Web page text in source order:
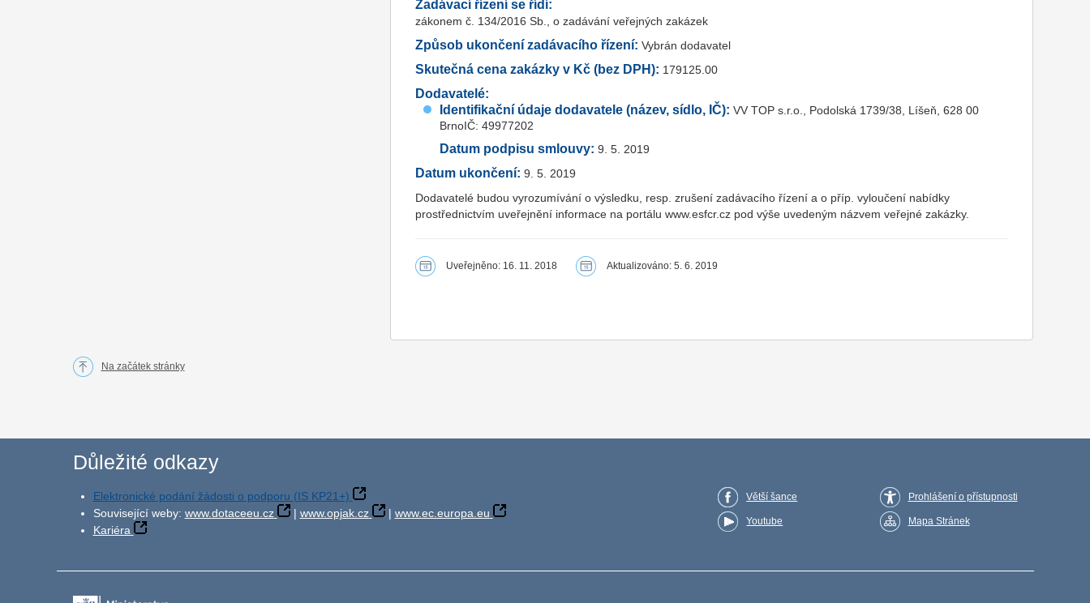
Zadávací řízení se řídí:
zákonem č. 134/2016 Sb., o zadávání veřejných zakázek
Způsob ukončení zadávacího řízení: Vybrán dodavatel
Skutečná cena zakázky v Kč (bez DPH): 179125.00
Dodavatelé:
Identifikační údaje dodavatele (název, sídlo, IČ): VV TOP s.r.o., Podolská 1739/38, Líšeň, 628 00
BrnoIČ: 49977202
Datum podpisu smlouvy: 9. 5. 2019
Datum ukončení: 9. 5. 2019
Dodavatelé budou vyrozumívání o výsledku, resp. zrušení zadávacího řízení a o příp. vyloučení nabídky
prostřednictvím uveřejnění informace na portálu www.esfcr.cz pod výše uvedeným názvem veřejné zakázky.
Uveřejněno: 16. 11. 2018 Aktualizováno: 5. 6. 2019
Na začátek stránky
Důležité odkazy
Elektronické podání žádosti o podporu (IS KP21+)
Související weby: www.dotaceeu.cz | www.opjak.cz | www.ec.europa.eu
Kariéra
Větší šance
Youtube
Prohlášení o přístupnosti
Mapa Stránek